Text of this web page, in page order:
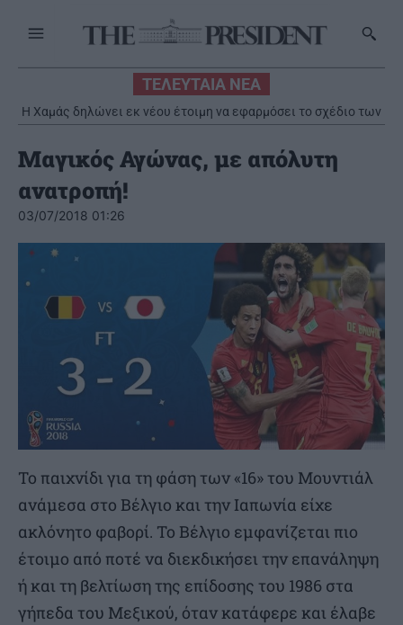
ΤΕΛΕΥΤΑΙΑ ΝΕΑ
Η Χαμάς δηλώνει εκ νέου έτοιμη να εφαρμόσει το σχέδιο των
ΗΠΑ για τη Γάζα
Μαγικός Αγώνας, με απόλυτη
ανατροπή!
03/07/2018 01:26
Το παιχνίδι για τη φάση των «16» του Μουντιάλ
ανάμεσα στο Βέλγιο και την Ιαπωνία είχε
ακλόνητο φαβορί. Το Βέλγιο εμφανίζεται πιο
έτοιμο από ποτέ να διεκδικήσει την επανάληψη
ή και τη βελτίωση της επίδοσης του 1986 στα
γήπεδα του Μεξικού, όταν κατάφερε και έλαβε